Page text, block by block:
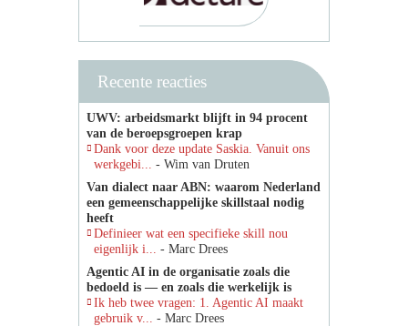
Recente reacties
UWV: arbeidsmarkt blijft in 94 procent
van de beroepsgroepen krap
Dank voor deze update Saskia. Vanuit ons
werkgebi... - Wim van Druten
Van dialect naar ABN: waarom Nederland
een gemeenschappelijke skillstaal nodig
heeft
Definieer wat een specifieke skill nou
eigenlijk i... - Marc Drees
Agentic AI in de organisatie zoals die
bedoeld is — en zoals die werkelijk is
Ik heb twee vragen: 1. Agentic AI maakt
gebruik v... - Marc Drees